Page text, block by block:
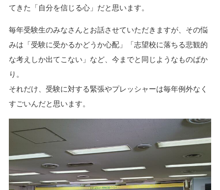
てきた「自分を信じる心」だと思います。
毎年受験生のみなさんとお話させていただきますが、その悩
みは「受験に受かるかどうか心配」「志望校に落ちる悲観的
な考えしか出てこない」など、今までと同じようなものばか
り。
それだけ、受験に対する緊張やプレッシャーは毎年例外なく
すごいんだと思います。